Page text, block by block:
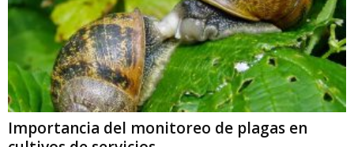
Importancia del monitoreo de plagas en